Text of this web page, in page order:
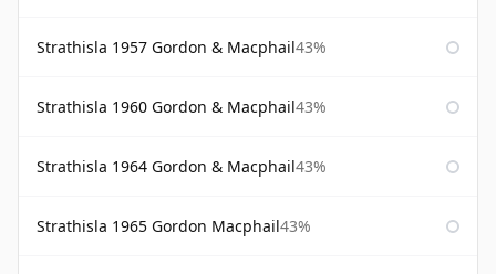
Strathisla 1957 Gordon & Macphail43%
Strathisla 1960 Gordon & Macphail43%
Strathisla 1964 Gordon & Macphail43%
Strathisla 1965 Gordon Macphail43%